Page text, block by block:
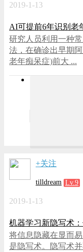
2019-1-13
AI可提前6年识别老
研究人员利用一种
法，在确诊出早期阿
老年痴呆症)前大 ...
+关注
tilldream Lv.9
2019-1-13
机器学习新隐写术
将信息隐藏在显而
是隐写术。隐写术